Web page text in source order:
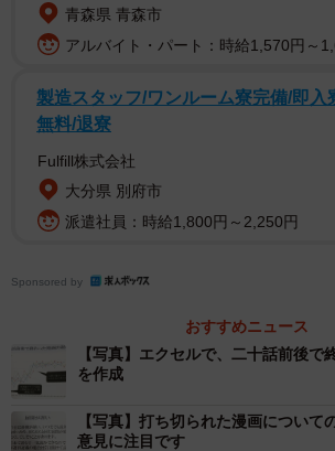
青森県 青森市
アルバイト・パート：時給1,570円～
製造スタッフ/ワンルーム寮完備/即入
無料/退寮
Fulfill株式会社
大分県 別府市
派遣社員：時給1,800円～2,250円
Sponsored by
おすすめニュース
【写真】エクセルで、二十話前後で
を作成
【写真】打ち切られた漫画について
意見に注目です